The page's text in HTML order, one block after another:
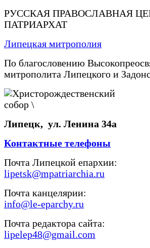
РУССКАЯ ПРАВОСЛАВНАЯ
ПАТРИАРХАТ
Липецкая митрополия
По благословению
митрополита Липецкого и
Липецк, ул. Ленина 34а
Контактные телефоны
Почта Липецкой епархии:
lipetsk@mpatriarchia.ru
Почта канцелярии:
info@le-eparchy.ru
Почта редактора сайта:
lipelep48@gmail.com